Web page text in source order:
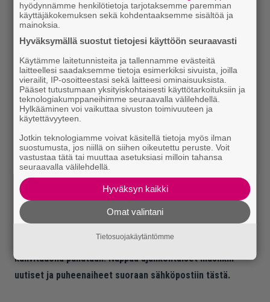
Tilaa Soundin uutiskirje ja tiedät mistä
kahvitauolla puhutaan! Nappaa ajankohtaiset musiikin
uutiset ja puheenaiheet suoraan sähköpostiin tästä.
hyödynnämme henkilötietoja tarjotaksemme paremman
käyttäjäkokemuksen sekä kohdentaaksemme sisältöä ja
mainoksia.
Hyväksymällä suostut tietojesi käyttöön seuraavasti
Käytämme laitetunnisteita ja tallennamme evästeitä
laitteellesi saadaksemme tietoja esimerkiksi sivuista, joilla
vierailit, IP-osoitteestasi sekä laitteesi ominaisuuksista.
Pääset tutustumaan yksityiskohtaisesti käyttötarkoituksiin ja
teknologiakumppaneihimme seuraavalla välilehdellä.
Hylkääminen voi vaikuttaa sivuston toimivuuteen ja
käytettävyyteen.
Jotkin teknologiamme voivat käsitellä tietoja myös ilman
suostumusta, jos niillä on siihen oikeutettu peruste. Voit
vastustaa tätä tai muuttaa asetuksiasi milloin tahansa
seuraavalla välilehdellä.
Hyväksyn kaikki
Omat valintani
Tietosuojakäytäntömme